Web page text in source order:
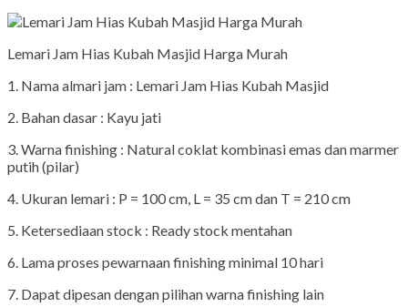
Lemari Jam Hias Kubah Masjid Harga Murah
1. Nama almari jam : Lemari Jam Hias Kubah Masjid
2. Bahan dasar : Kayu jati
3. Warna finishing : Natural coklat kombinasi emas dan marmer
putih (pilar)
4. Ukuran lemari : P = 100 cm, L = 35 cm dan T = 210 cm
5. Ketersediaan stock : Ready stock mentahan
6. Lama proses pewarnaan finishing minimal 10 hari
7. Dapat dipesan dengan pilihan warna finishing lain